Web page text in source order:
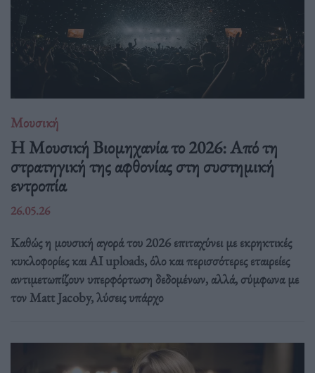
Μουσική
Η Μουσική Βιομηχανία το 2026: Από τη
στρατηγική της αφθονίας στη συστημική
εντροπία
26.05.26
Καθώς η μουσική αγορά του 2026 επιταχύνει με εκρηκτικές
κυκλοφορίες και AI uploads, όλο και περισσότερες εταιρείες
αντιμετωπίζουν υπερφόρτωση δεδομένων, αλλά, σύμφωνα με
τον Matt Jacoby, λύσεις υπάρχο